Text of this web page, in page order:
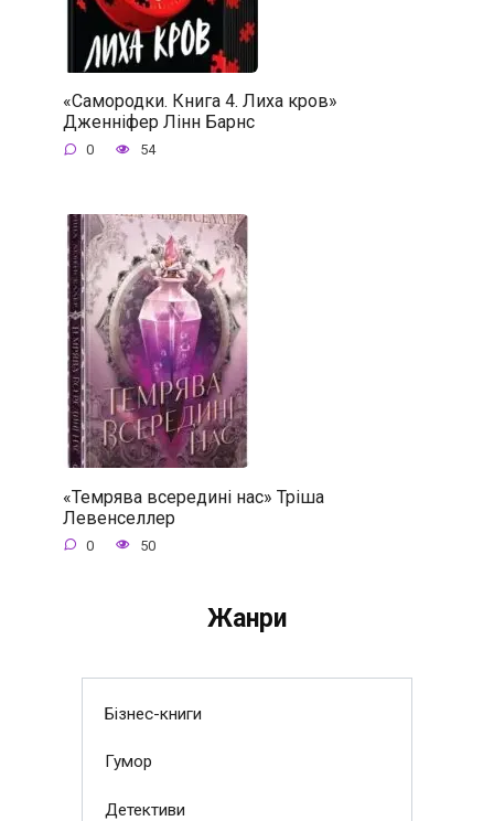
«Самородки. Книга 4. Лиха кров»
Дженніфер Лінн Барнс
0 54
«Темрява всередині нас» Тріша
Левенселлер
0 50
Жанри
Бізнес-книги
Гумор
Детективи